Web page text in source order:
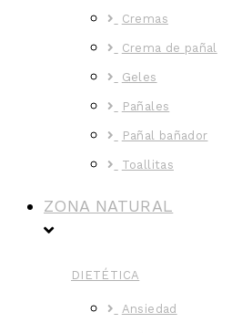
Cremas
Crema de pañal
Geles
Pañales
Pañal bañador
Toallitas
ZONA NATURAL
DIETÉTICA
Ansiedad